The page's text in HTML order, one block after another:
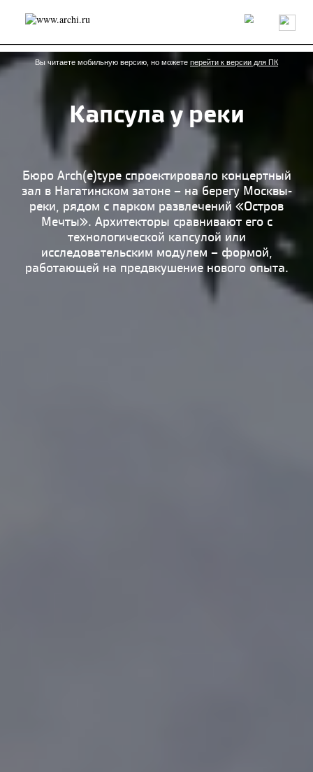
Россия Мир Технологии Интерьер Пресса
Архитекторы
Проекты
Конкурсы События Книги Вакансии
send.project Анонсы конкурсов
Блог
Интервью Исследование
Объект
Результаты конкурса
Архитектура
Выставка
Дизайн
Иностранцы в России
Интерьер
Книги
Наследие Образование
Урбанистика
Эко
Вы читаете мобильную версию, но можете перейти к версии для ПК
Капсула у реки
Бюро Arch(e)type спроектировало концертный
зал в Нагатинском затоне – на берегу Москвы-
реки, рядом с парком развлечений «Остров
Мечты». Архитекторы сравнивают его с
технологической капсулой или
исследовательским модулем – формой,
работающей на предвкушение нового опыта.